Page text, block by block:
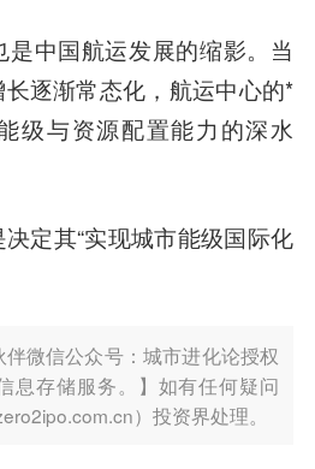
中国航运发展的缩影。当
逐渐常态化，航运中心的*
级与资源配置能力的深水
定其“实现城市能级国际化
伴微信公众号：城市进化论授权
息存储服务。】如有任何疑问
）投资界处理。